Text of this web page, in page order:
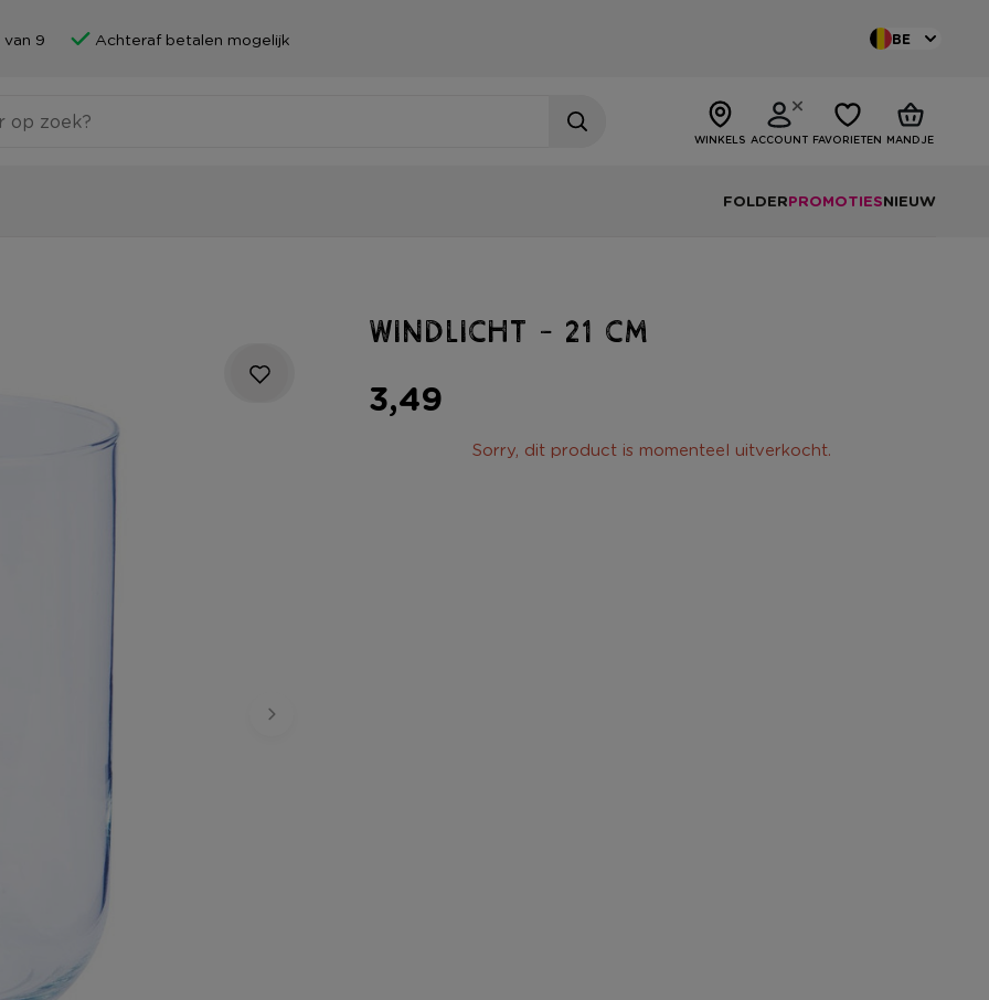
9 Achteraf betalen mogelijk BE
WINKELS ACCOUNT FAVORIETEN MANDJE
FOLDERPROMOTIESNIEUW
Windlicht - 21 cm
3,49
Sorry, dit product is momenteel uitverkocht.